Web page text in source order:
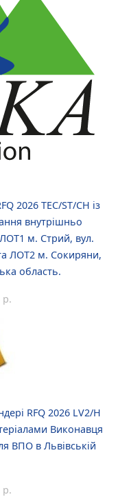
2026 TEC/ST/CH із
внутрішньо
м. Стрий, вул.
ЛОТ2 м. Сокиряни,
область.
р.
RFQ 2026 LV2/H
Виконавця
ВПО в Львівській
р.